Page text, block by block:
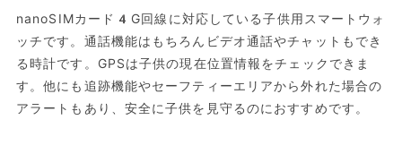
nanoSIMカード4G回線に対応している子供用スマートウォ
ッチです。通話機能はもちろんビデオ通話やチャットもでき
る時計です。GPSは子供の現在位置情報をチェックできま
す。他にも追跡機能やセーフティーエリアから外れた場合の
アラートもあり、安全に子供を見守るのにおすすめです。